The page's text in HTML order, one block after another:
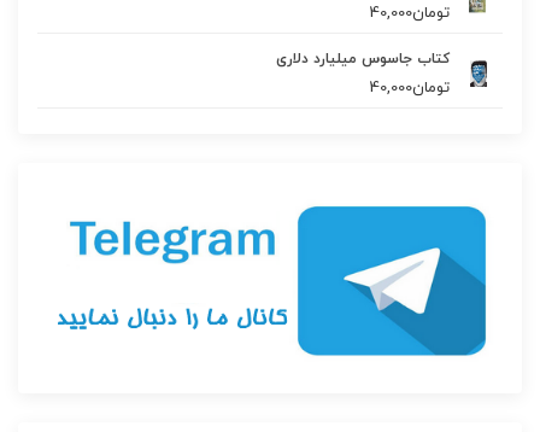
تومان40,000
کتاب جاسوس میلیارد دلاری
تومان40,000